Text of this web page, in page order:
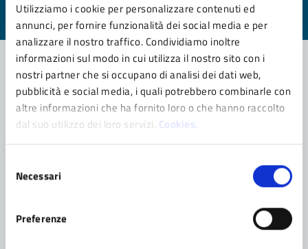
Utilizziamo i cookie per personalizzare contenuti ed
annunci, per fornire funzionalità dei social media e per
analizzare il nostro traffico. Condividiamo inoltre
informazioni sul modo in cui utilizza il nostro sito con i
nostri partner che si occupano di analisi dei dati web,
pubblicità e social media, i quali potrebbero combinarle con
altre informazioni che ha fornito loro o che hanno raccolto
dal suo utilizzo dei loro servizi. Cookies.
delNecessari
Preferenze
Valuta 5 stelle su 5
Valuta 4 stelle su 5
Valuta 3 stelle su 5
Valuta 2 stelle su 5
Valuta 1 stelle su 5
Contatta il comune
Leggi le domande frequenti
Prenota appuntamento
Problemi in città